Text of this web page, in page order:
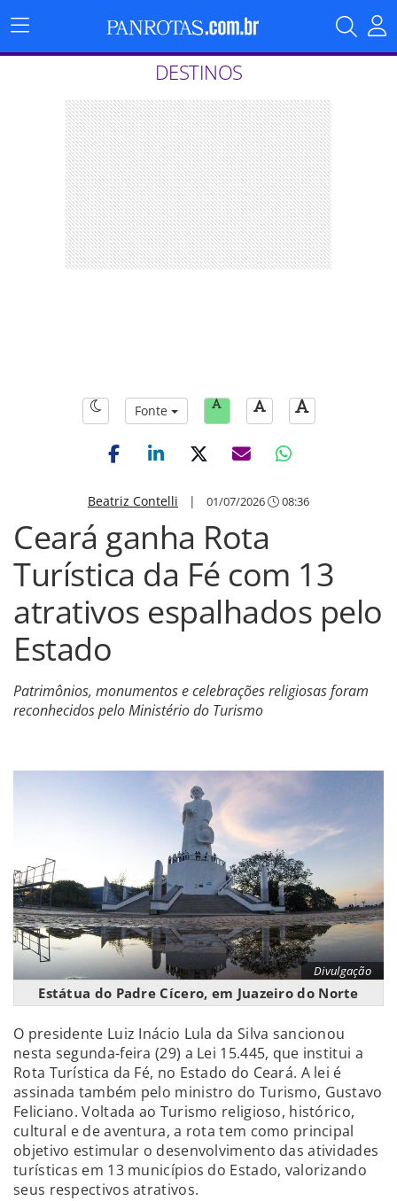
Menu
Principal
DESTINOS
Fonte
Beatriz Contelli | 01/07/2026 08:36
Ceará ganha Rota
Turística da Fé com 13
atrativos espalhados pelo
Estado
Patrimônios, monumentos e celebrações religiosas foram
reconhecidos pelo Ministério do Turismo
Divulgação
Estátua do Padre Cícero, em Juazeiro do Norte
O presidente Luiz Inácio Lula da Silva sancionou
nesta segunda-feira (29) a Lei 15.445, que institui a
Rota Turística da Fé, no Estado do Ceará. A lei é
assinada também pelo ministro do Turismo, Gustavo
Feliciano. Voltada ao Turismo religioso, histórico,
cultural e de aventura, a rota tem como principal
objetivo estimular o desenvolvimento das atividades
turísticas em 13 municípios do Estado, valorizando
seus respectivos atrativos.